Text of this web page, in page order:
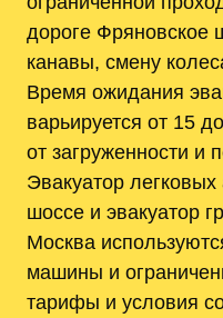
дороге Фряновское
канавы, смену
Время ожидания
варьируется от 15
от загруженности и
Эвакуатор
шоссе и эвакуатор
Москва
машины и
тарифы и условия